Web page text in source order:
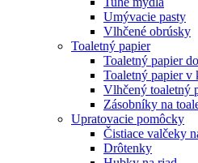
Umývacie pasty
Vlhčené obrúsky
Toaletný papier
Toaletný papier
Toaletný papier v
Vlhčený toaletný
Zásobníky na
Upratovacie pomôcky
Čistiace valčeky
Drôtenky